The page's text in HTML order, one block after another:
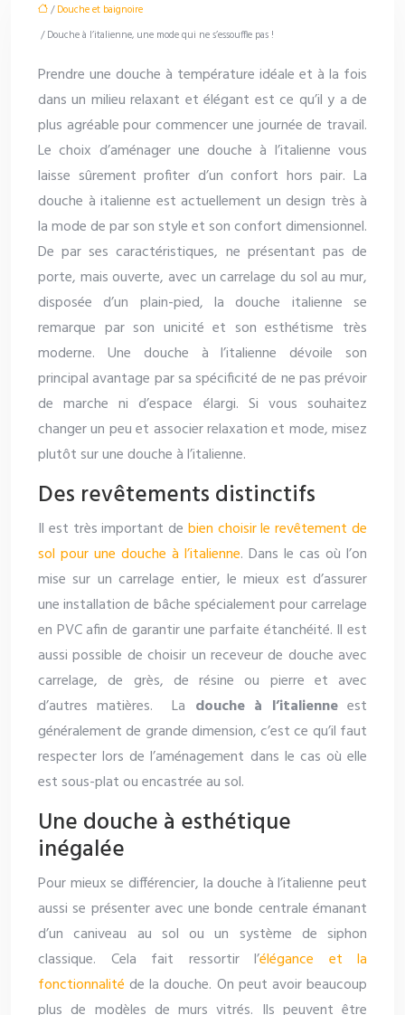
/Douche et baignoire
/ Douche à l’italienne, une mode qui ne s’essouffle pas !
Prendre une douche à température idéale et à la fois
dans un milieu relaxant et élégant est ce qu’il y a de
plus agréable pour commencer une journée de travail.
Le choix d’aménager une douche à l’italienne vous
laisse sûrement profiter d’un confort hors pair. La
douche à italienne est actuellement un design très à
la mode de par son style et son confort dimensionnel.
De par ses caractéristiques, ne présentant pas de
porte, mais ouverte, avec un carrelage du sol au mur,
disposée d’un plain-pied, la douche italienne se
remarque par son unicité et son esthétisme très
moderne. Une douche à l’italienne dévoile son
principal avantage par sa spécificité de ne pas prévoir
de marche ni d’espace élargi. Si vous souhaitez
changer un peu et associer relaxation et mode, misez
plutôt sur une douche à l’italienne.
Des revêtements distinctifs
Il est très important de bien choisir le revêtement de
sol pour une douche à l’italienne. Dans le cas où l’on
mise sur un carrelage entier, le mieux est d’assurer
une installation de bâche spécialement pour carrelage
en PVC afin de garantir une parfaite étanchéité. Il est
aussi possible de choisir un receveur de douche avec
carrelage, de grès, de résine ou pierre et avec
d’autres matières. La douche à l’italienneest
généralement de grande dimension, c’est ce qu’il faut
respecter lors de l’aménagement dans le cas où elle
est sous-plat ou encastrée au sol.
Une douche à esthétique
inégalée
Pour mieux se différencier, la douche à l’italienne peut
aussi se présenter avec une bonde centrale émanant
d’un caniveau au sol ou un système de siphon
classique. Cela fait ressortir l’élégance et la
fonctionnalité de la douche. On peut avoir beaucoup